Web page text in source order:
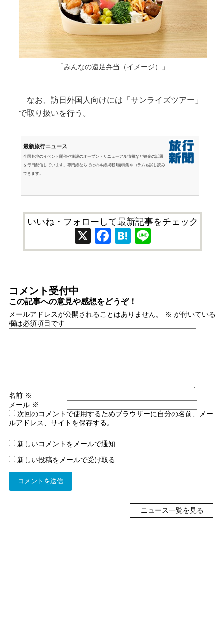
「みんなの遠足弁当（イメージ）」
なお、訪日外国人向けには「サンライズツアー」
で取り扱いを行う。
最新旅行ニュース
全国各地のイベント開催や施設のオープン・リニューアル情報など観光の話題
を毎日配信しています。専門紙ならではの本紙掲載1面特集やコラムも試し読み
できます。
いいね・フォローして最新記事をチェック
X Facebook
Hatena
コメント受付中
この記事への意見や感想をどうぞ！
メールアドレスが公開されることはありません。 ※ が付いている
欄は必須項目です
名前 ※
メール ※
次回のコメントで使用するためブラウザーに自分の名前、メー
ルアドレス、サイトを保存する。
新しいコメントをメールで通知
新しい投稿をメールで受け取る
ニュース一覧を見る